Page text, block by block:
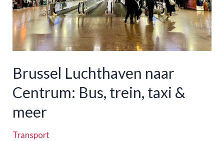
Brussel Luchthaven naar
Centrum: Bus, trein, taxi &
meer
Transport